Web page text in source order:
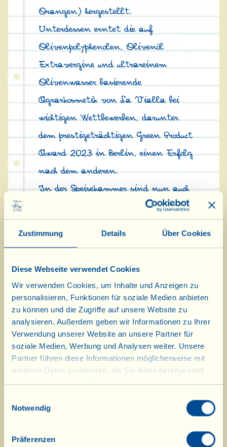
Zustimmung Details Über Cookies
Diese Webseite verwendet Cookies
Wir verwenden Cookies, um Inhalte und Anzeigen zu
personalisieren, Funktionen für soziale Medien anbieten
zu können und die Zugriffe auf unsere Website zu
analysieren. Außerdem geben wir Informationen zu Ihrer
Verwendung unserer Website an unsere Partner für
soziale Medien, Werbung und Analysen weiter. Unsere
Partner führen diese Informationen möglicherweise mit
weiteren Daten zusammen, die Sie ihnen bereitgestellt
haben oder die sie im Rahmen Ihrer Nutzung der Dienste
Notwendig
Präferenzen
Orangen) hergestellt.
Unterdessen erntet die auf
Olivenpolyphenolen, Olivenöl
Extravergine und ultrareinem
Olivenwasser basierende
Agrarkosmetik von La Vialla bei
wichtigen Wettbewerben, darunter
dem prestigeträchtigen Green Product
Award 2023 in Berlin, einen Erfolg
nach dem anderen.
In der Speisekammer sind nun auch
die hautstraffende Körpercreme und
das Körper-Peeling mit
Olivenkernen.
Um die beiden neuen Produkte zur
Straffung und Verfeinerung der
Haut zu verwirklichen, haben wir
Gärten und auf den Feldern